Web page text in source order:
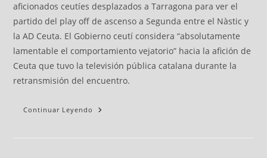
aficionados ceutíes desplazados a Tarragona para ver el
partido del play off de ascenso a Segunda entre el Nàstic y
la AD Ceuta. El Gobierno ceutí considera “absolutamente
lamentable el comportamiento vejatorio” hacia la afición de
Ceuta que tuvo la televisión pública catalana durante la
retransmisión del encuentro.
Continuar Leyendo